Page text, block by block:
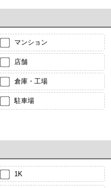
マンション
店舗
倉庫・工場
駐車場
1K